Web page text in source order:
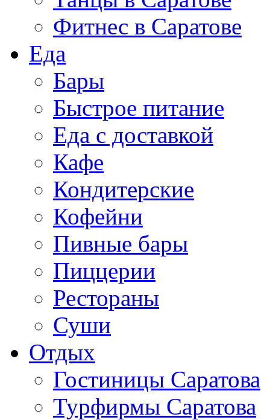
Фитнес в Саратове
Еда
Бары
Быстрое питание
Еда с доставкой
Кафе
Кондитерские
Кофейни
Пивные бары
Пиццерии
Рестораны
Суши
Отдых
Гостиницы Саратова
Турфирмы Саратова